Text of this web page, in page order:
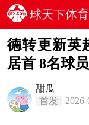
球天下体育
德转更新英
居首 8名球
甜瓜
首发